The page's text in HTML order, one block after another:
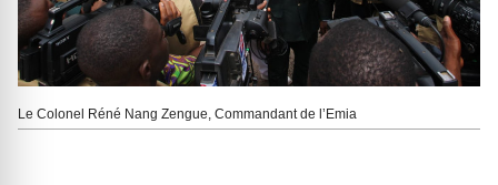
Le Colonel Réné Nang Zengue, Commandant de l’Emia